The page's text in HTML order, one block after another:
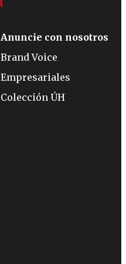
Anuncie con nosotros
Brand Voice
Empresariales
Colección ÚH